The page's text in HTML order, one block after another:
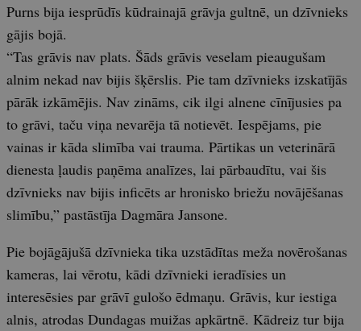
Purns bija iesprūdīs kūdrainajā grāvja gultnē, un dzīvnieks
gājis bojā.
“Tas grāvis nav plats. Šāds grāvis veselam pieaugušam
alnim nekad nav bijis šķērslis. Pie tam dzīvnieks izskatījās
pārāk izkāmējis. Nav zināms, cik ilgi alnene cīnījusies pa
to grāvi, taču viņa nevarēja tā notievēt. Iespējams, pie
vainas ir kāda slimība vai trauma. Pārtikas un veterinārā
dienesta ļaudis paņēma analīzes, lai pārbaudītu, vai šis
dzīvnieks nav bijis inficēts ar hronisko briežu novājēšanas
slimību,” pastāstīja Dagmāra Jansone.
Pie bojāgājušā dzīvnieka tika uzstādītas meža novērošanas
kameras, lai vērotu, kādi dzīvnieki ieradīsies un
interesēsies par grāvī gulošo ēdmaņu. Grāvis, kur iestiga
alnis, atrodas Dundagas muižas apkārtnē. Kādreiz tur bija